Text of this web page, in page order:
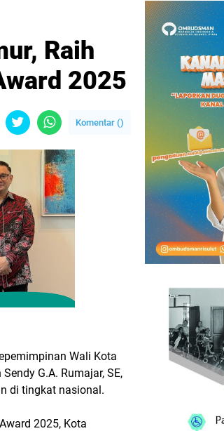
Raih
2025
Komentar ()
Wali Kota
G.A. Rumajar, SE,
di tingkat nasional.
2025, Kota